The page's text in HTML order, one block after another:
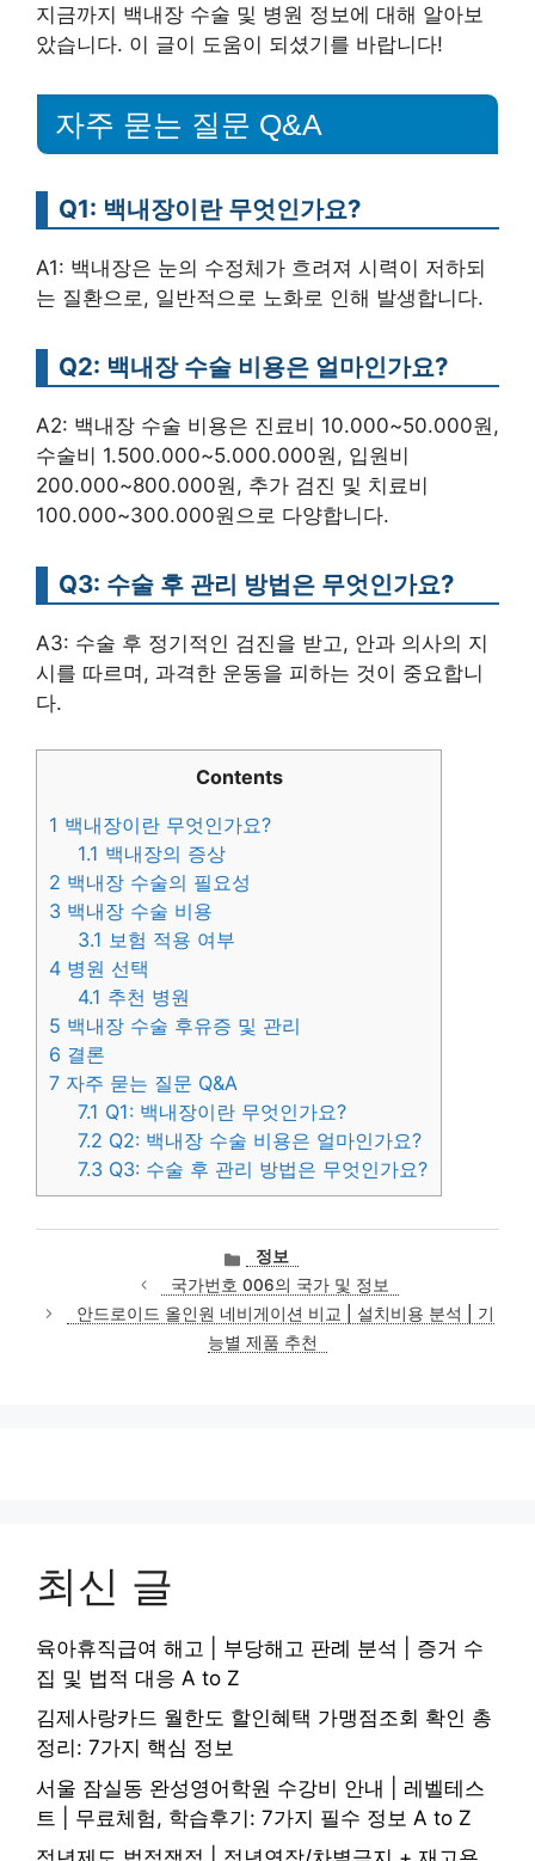
지금까지 백내장 수술 및 병원 정보에 대해 알아보
았습니다. 이 글이 도움이 되셨기를 바랍니다!
자주 묻는 질문 Q&A
Q1: 백내장이란 무엇인가요?
A1: 백내장은 눈의 수정체가 흐려져 시력이 저하되
는 질환으로, 일반적으로 노화로 인해 발생합니다.
Q2: 백내장 수술 비용은 얼마인가요?
A2: 백내장 수술 비용은 진료비 10.000~50.000원,
수술비 1.500.000~5.000.000원, 입원비
200.000~800.000원, 추가 검진 및 치료비
100.000~300.000원으로 다양합니다.
Q3: 수술 후 관리 방법은 무엇인가요?
A3: 수술 후 정기적인 검진을 받고, 안과 의사의 지
시를 따르며, 과격한 운동을 피하는 것이 중요합니
다.
Contents
1 백내장이란 무엇인가요?
1.1 백내장의 증상
2 백내장 수술의 필요성
3 백내장 수술 비용
3.1 보험 적용 여부
4 병원 선택
4.1 추천 병원
5 백내장 수술 후유증 및 관리
6 결론
7 자주 묻는 질문 Q&A
7.1 Q1: 백내장이란 무엇인가요?
7.2 Q2: 백내장 수술 비용은 얼마인가요?
7.3 Q3: 수술 후 관리 방법은 무엇인가요?
카
테
고
리
정보
국가번호 006의 국가 및 정보
안드로이드 올인원 네비게이션 비교 | 설치비용 분석 | 기
능별 제품 추천
최신 글
육아휴직급여 해고 | 부당해고 판례 분석 | 증거 수
집 및 법적 대응 A to Z
김제사랑카드 월한도 할인혜택 가맹점조회 확인 총
정리: 7가지 핵심 정보
서울 잠실동 완성영어학원 수강비 안내 | 레벨테스
트 | 무료체험, 학습후기: 7가지 필수 정보 A to Z